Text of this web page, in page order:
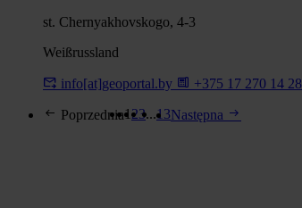
st. Chernyakhovskogo, 4-3
Weißrussland
info[at]geoportal.by +375 17 270 14 28
Poprzednia123...13Następna